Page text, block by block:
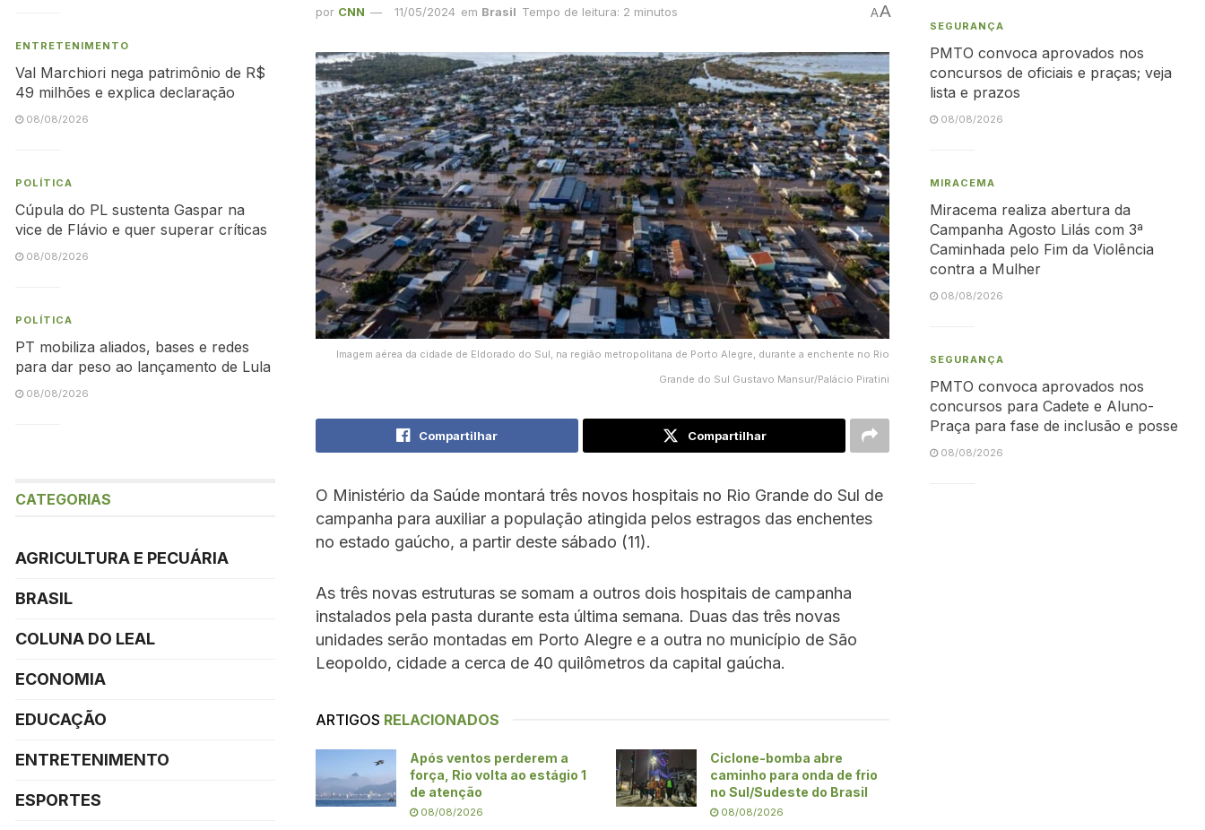
por CNN 11/05/2024 em Brasil Tempo de leitura: 2 minutos AA
Imagem aérea da cidade de Eldorado do Sul, na região metropolitana de Porto Alegre, durante a enchente no Rio
Grande do Sul Gustavo Mansur/Palácio Piratini
Compartilhar Compartilhar
O Ministério da Saúde montará três novos hospitais no Rio Grande do Sul de
campanha para auxiliar a população atingida pelos estragos das enchentes
no estado gaúcho, a partir deste sábado (11).
As três novas estruturas se somam a outros dois hospitais de campanha
instalados pela pasta durante esta última semana. Duas das três novas
unidades serão montadas em Porto Alegre e a outra no município de São
Leopoldo, cidade a cerca de 40 quilômetros da capital gaúcha.
ARTIGOS RELACIONADOS
Após ventos perderem a
força, Rio volta ao estágio 1
de atenção
08/08/2026
Ciclone-bomba abre
caminho para onda de frio
no Sul/Sudeste do Brasil
08/08/2026
ENTRETENIMENTO
Val Marchiori nega patrimônio de R$
49 milhões e explica declaração
08/08/2026
POLÍTICA
Cúpula do PL sustenta Gaspar na
vice de Flávio e quer superar críticas
08/08/2026
POLÍTICA
PT mobiliza aliados, bases e redes
para dar peso ao lançamento de Lula
08/08/2026
CATEGORIAS
AGRICULTURA E PECUÁRIA
BRASIL
COLUNA DO LEAL
ECONOMIA
EDUCAÇÃO
ENTRETENIMENTO
ESPORTES
SEGURANÇA
PMTO convoca aprovados nos
concursos de oficiais e praças; veja
lista e prazos
08/08/2026
MIRACEMA
Miracema realiza abertura da
Campanha Agosto Lilás com 3ª
Caminhada pelo Fim da Violência
contra a Mulher
08/08/2026
SEGURANÇA
PMTO convoca aprovados nos
concursos para Cadete e Aluno-
Praça para fase de inclusão e posse
08/08/2026